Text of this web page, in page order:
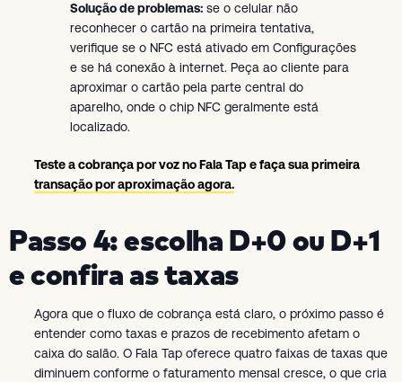
Solução de problemas: se o celular não
reconhecer o cartão na primeira tentativa,
verifique se o NFC está ativado em Configurações
e se há conexão à internet. Peça ao cliente para
aproximar o cartão pela parte central do
aparelho, onde o chip NFC geralmente está
localizado.
Teste a cobrança por voz no Fala Tap e faça sua primeira
transação por aproximação agora.
Passo 4: escolha D+0 ou D+1
e confira as taxas
Agora que o fluxo de cobrança está claro, o próximo passo é
entender como taxas e prazos de recebimento afetam o
caixa do salão. O Fala Tap oferece quatro faixas de taxas que
diminuem conforme o faturamento mensal cresce, o que cria